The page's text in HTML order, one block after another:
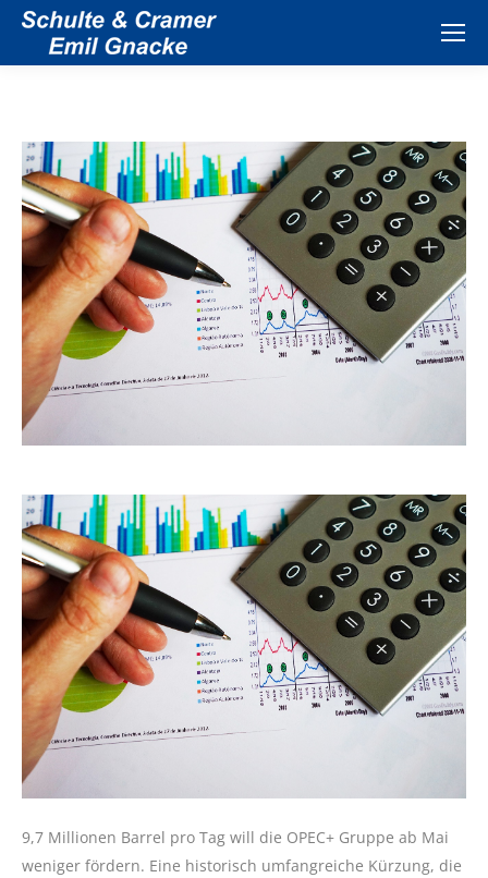
9,7 Millionen Barrel pro Tag will die OPEC+ Gruppe ab Mai
weniger fördern. Eine historisch umfangreiche Kürzung, die